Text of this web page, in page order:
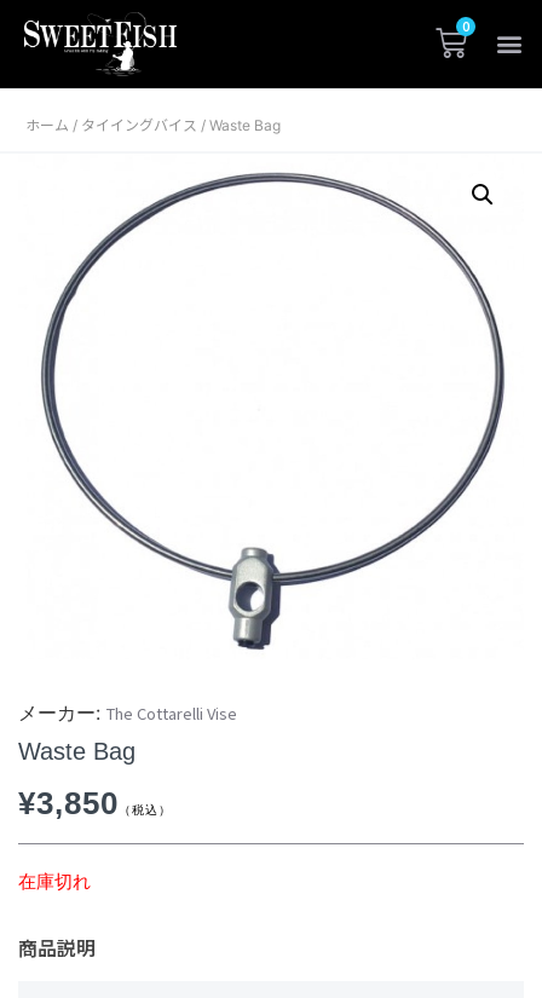
ホーム / タイイングバイス / Waste Bag
The Cottarelli Vise
Waste Bag
¥3,850
在庫切れ
商品説明